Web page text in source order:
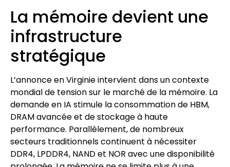
La mémoire devient une
infrastructure
stratégique
L’annonce en Virginie intervient dans un contexte
mondial de tension sur le marché de la mémoire. La
demande en IA stimule la consommation de HBM,
DRAM avancée et de stockage à haute
performance. Parallèlement, de nombreux
secteurs traditionnels continuent à nécessiter
DDR4, LPDDR4, NAND et NOR avec une disponibilité